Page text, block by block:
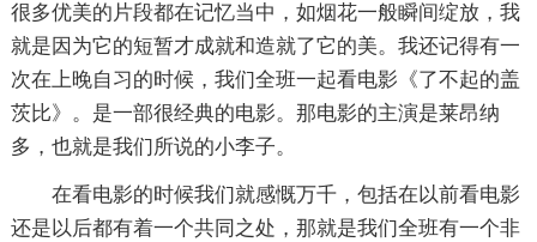
很多优美的片段都在记忆当中，如烟花一般瞬间绽放，我
就是因为它的短暂才成就和造就了它的美。我还记得有一
次在上晚自习的时候，我们全班一起看电影《了不起的盖
茨比》。是一部很经典的电影。那电影的主演是莱昂纳
多，也就是我们所说的小李子。
在看电影的时候我们就感慨万千，包括在以前看电影
还是以后都有着一个共同之处，那就是我们全班有一个非